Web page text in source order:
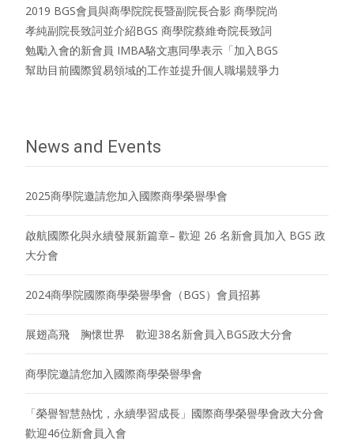
2019 BGS會員與商學院院長暨副院長合影 商學院尚
孝純副院長致詞並介紹BGS 商學院蔡維奇院長致詞
勉勵入會的新會員 IMBA駱文惠同學表示「加入BGS
幫助目前國際貿易領域的工作並提升個人職場競爭力
News and Events
2025商學院邀請您加入國際商學榮譽學會
啟航國際化與永續發展新篇章– 歡迎 26 名新會員加入 BGS 政
大分會
2024商學院國際商學榮譽學會（BGS）會員招募
展翅高飛 胸懷世界 歡迎38名新會員入BGS政大分會
商學院邀請您加入國際商學榮譽學會
「榮譽智慧熱忱，永續學習成長」國際商學榮譽學會政大分會
歡迎46位新會員入會